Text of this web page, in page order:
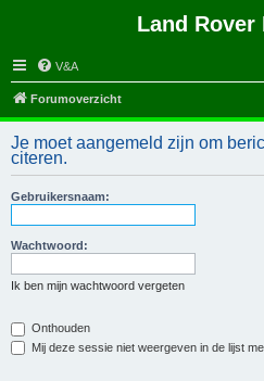
Land Rover
V&A
Forumoverzicht
Je moet aangemeld zijn om
citeren.
Gebruikersnaam:
Wachtwoord:
Ik ben mijn wachtwoord vergeten
Onthouden
Mij deze sessie niet weergeven in de lijst